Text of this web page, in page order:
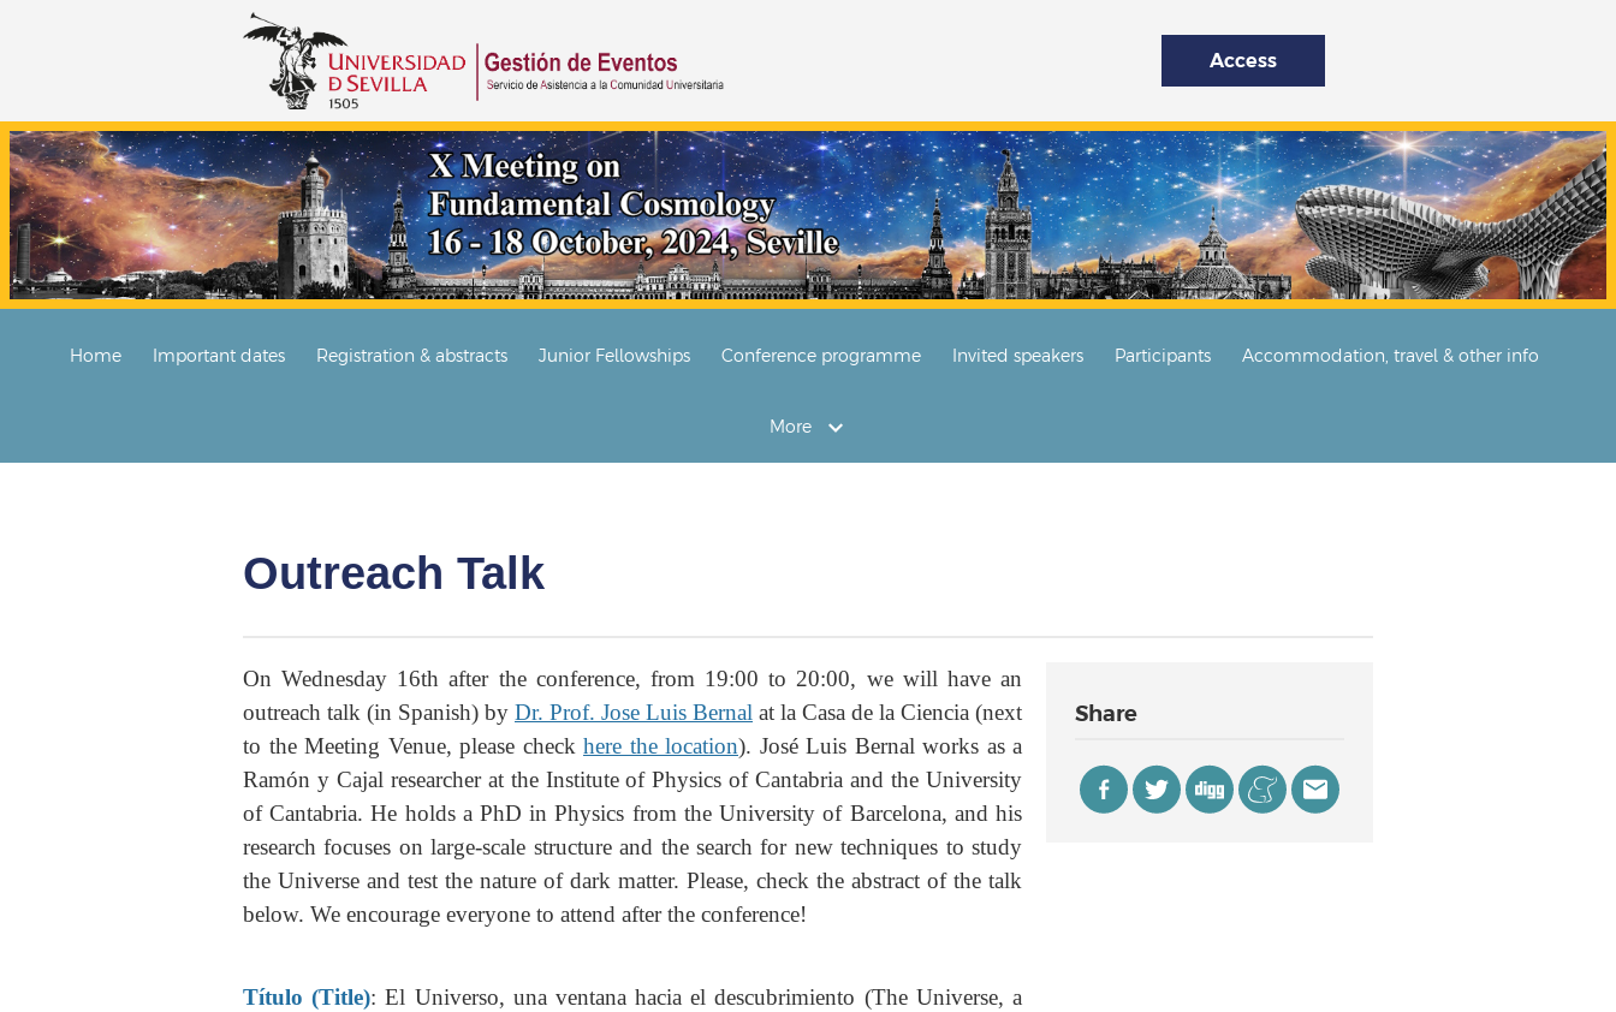
Access
Home Important dates Registration & abstracts Junior Fellowships Conference programme Invited speakers Participants Accommodation, travel & other info
More
Outreach Talk
On Wednesday 16th after the conference, from 19:00 to 20:00, we will have an
outreach talk (in Spanish) by Dr. Prof. Jose Luis Bernal at la Casa de la Ciencia (next
to the Meeting Venue, please check here the location). José Luis Bernal works as a
Ramón y Cajal researcher at the Institute of Physics of Cantabria and the University
of Cantabria. He holds a PhD in Physics from the University of Barcelona, ​​and his
research focuses on large-scale structure and the search for new techniques to study
the Universe and test the nature of dark matter. Please, check the abstract of the talk
below. We encourage everyone to attend after the conference!
Título (Title): El Universo, una ventana hacia el descubrimiento (The Universe, a
Share